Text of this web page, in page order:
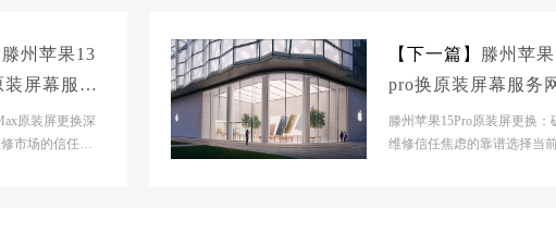
滕州苹果13
装屏幕服务
钱
原装屏更换深
市场的信任焦
【下一篇】
滕州苹
pro换原装屏幕服务
大概多少钱
滕州苹果15Pro原装屏更换：
维修信任焦虑的靠谱选择当